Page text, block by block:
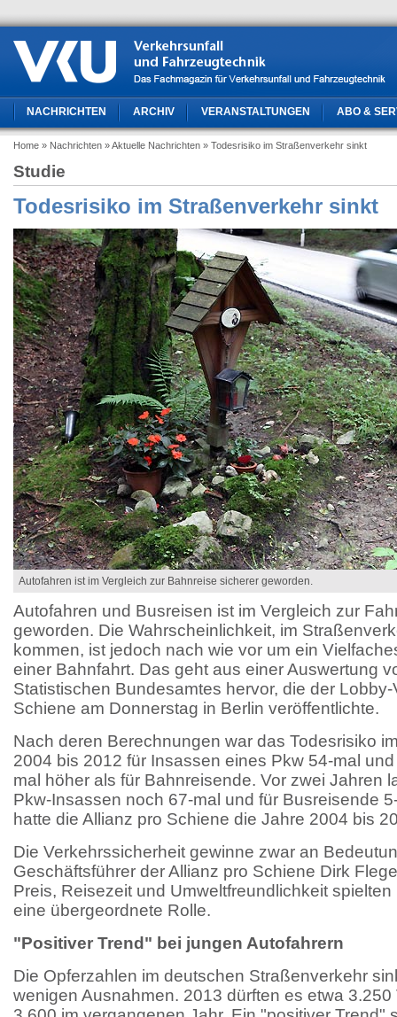
NACHRICHTEN ARCHIV VERANSTALTUNGEN ABO &
Home » Nachrichten » Aktuelle Nachrichten » Todesrisiko im Straßenverkehr sinkt
Studie
Todesrisiko im Straßenverkehr sinkt
Autofahren ist im Vergleich zur Bahnreise sicherer geworden.
Autofahren und Busreisen ist im Vergleich zur
geworden. Die Wahrscheinlichkeit, im
kommen, ist jedoch nach wie vor um ein
einer Bahnfahrt. Das geht aus einer Auswertung
Statistischen Bundesamtes hervor, die der
Schiene am Donnerstag in Berlin veröffentlichte.
Nach deren Berechnungen war das Todesrisiko
2004 bis 2012 für Insassen eines Pkw 54-mal
mal höher als für Bahnreisende. Vor zwei Jahren
Pkw-Insassen noch 67-mal und für Busreisende
hatte die Allianz pro Schiene die Jahre 2004 bis
Die Verkehrssicherheit gewinne zwar an
Geschäftsführer der Allianz pro Schiene Dirk
Preis, Reisezeit und Umweltfreundlichkeit
eine übergeordnete Rolle.
"Positiver Trend" bei jungen Autofahrern
Die Opferzahlen im deutschen Straßenverkehr
wenigen Ausnahmen. 2013 dürften es etwa